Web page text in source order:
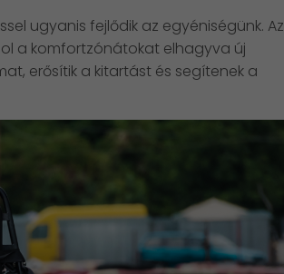
ugyanis fejlődik az egyéniségünk. Az
a komfortzónátokat elhagyva új
erősítik a kitartást és segítenek a